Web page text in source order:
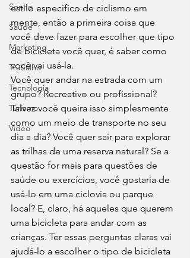
Sonho
Saúde
Marketing
Trabalho
Tecnologia
Turismo
Video
estilo específico de ciclismo em
mente, então a primeira coisa que
você deve fazer para escolher que tipo
de bicicleta você quer, é saber como
você vai usá-la.
Você quer andar na estrada com um
grupo? Recreativo ou profissional?
Talvez você queira isso simplesmente
como um meio de transporte no seu
dia a dia? Você quer sair para explorar
as trilhas de uma reserva natural? Se a
questão for mais para questões de
saúde ou exercícios, você gostaria de
usá-lo em uma ciclovia ou parque
local? E, claro, há aqueles que querem
uma bicicleta para andar com as
crianças. Ter essas perguntas claras vai
ajudá-lo a escolher o tipo de bicicleta